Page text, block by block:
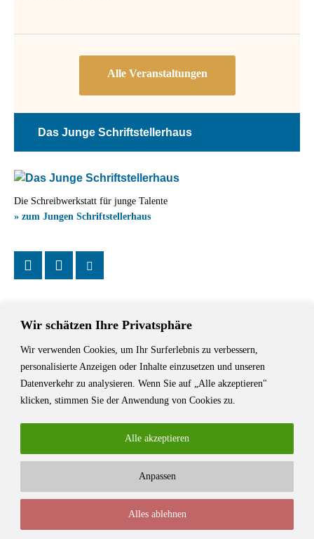
Wir schätzen Ihre Privatsphäre
Wir verwenden Cookies, um Ihr Surferlebnis zu verbessern,
personalisierte Anzeigen oder Inhalte einzusetzen und unseren
Datenverkehr zu analysieren. Wenn Sie auf „Alle akzeptieren"
klicken, stimmen Sie der Anwendung von Cookies zu.
Anpassen
Alles ablehnen
Alle akzeptieren
Das Junge Schriftstellerhaus
Die Schreibwerkstatt für junge Talente
» zum Jungen Schriftstellerhaus
Das Schriftstellerhaus ist ein beliebter Treffpunkt für Autorinnen und
Autoren aus Stuttgart und der Region sowie ein Veranstaltungsort für
Lesungen, Tagungen und Schreibwerkstätten.
© Stuttgarter Schriftstellerhaus
Impressum / Kontakt